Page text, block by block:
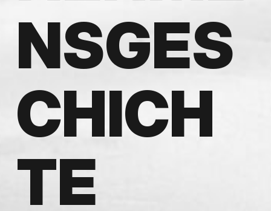
NSGES
CHICH
TE